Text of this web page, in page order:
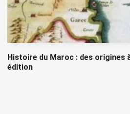
Histoire du Maroc : des origines
édition